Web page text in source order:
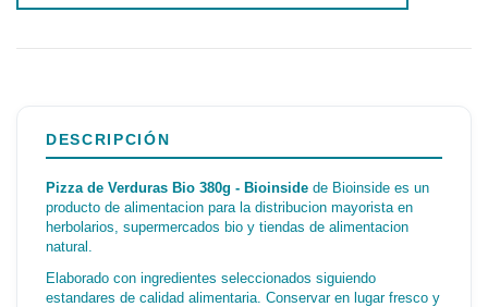
DESCRIPCIÓN
Pizza de Verduras Bio 380g - Bioinside de Bioinside es un
producto de alimentacion para la distribucion mayorista en
herbolarios, supermercados bio y tiendas de alimentacion
natural.
Elaborado con ingredientes seleccionados siguiendo
estandares de calidad alimentaria. Conservar en lugar fresco y